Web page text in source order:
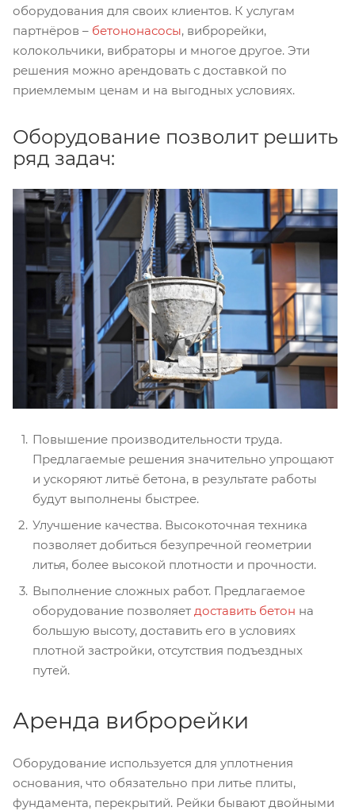
оборудования для своих клиентов. К услугам
партнёров – бетононасосы, виброрейки,
колокольчики, вибраторы и многое другое. Эти
решения можно арендовать с доставкой по
приемлемым ценам и на выгодных условиях.
Оборудование позволит решить
ряд задач:
Повышение производительности труда.
Предлагаемые решения значительно упрощают
и ускоряют литьё бетона, в результате работы
будут выполнены быстрее.
Улучшение качества. Высокоточная техника
позволяет добиться безупречной геометрии
литья, более высокой плотности и прочности.
Выполнение сложных работ. Предлагаемое
оборудование позволяет доставить бетон на
большую высоту, доставить его в условиях
плотной застройки, отсутствия подъездных
путей.
Аренда виброрейки
Оборудование используется для уплотнения
основания, что обязательно при литье плиты,
фундамента, перекрытий. Рейки бывают двойными